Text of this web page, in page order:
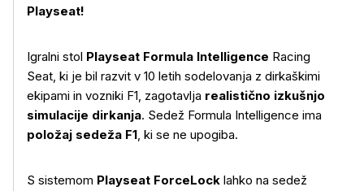
Playseat!
Igralni stol Playseat Formula Intelligence Racing
Seat, ki je bil razvit v 10 letih sodelovanja z dirkaškimi
ekipami in vozniki F1, zagotavlja realistično izkušnjo
simulacije dirkanja. Sedež Formula Intelligence ima
položaj sedeža F1, ki se ne upogiba.
S sistemom Playseat ForceLock lahko na sedež